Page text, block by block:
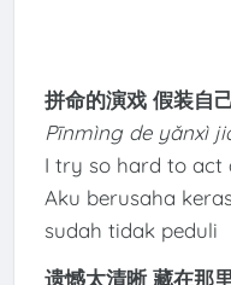
拼命的演戏 假装自
Pīnmìng de yǎnxì
I try so hard to act
Aku berusaha
sudah tidak peduli
遗憾太清晰 藏在那